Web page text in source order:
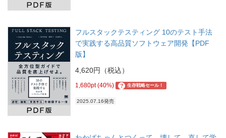
フルスタックテスティング 10のテスト手法
で実践する高品質ソフトウェア開発【PDF
版】
4,620円（税込）
1,680pt (40%) ? 生存戦略セール！
2025.07.16発売